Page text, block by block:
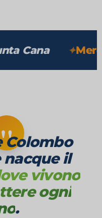
"Colombo
nacque il
vivono
ogni
.